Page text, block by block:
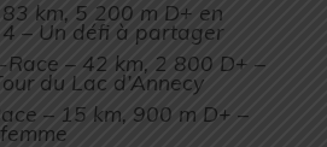
km, 5 200 m D+ en
– Un défi à partager
Race – 42 km, 2 800 D+ –
du Lac d’Annecy
– 15 km, 900 m D+ –